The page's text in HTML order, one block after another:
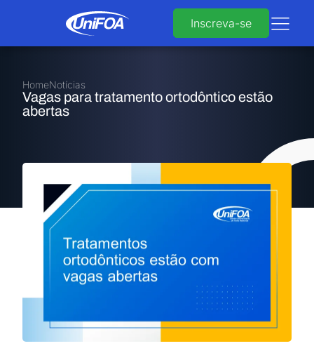
Inscreva-se
HomeNotícias
Vagas para tratamento ortodôntico estão
abertas